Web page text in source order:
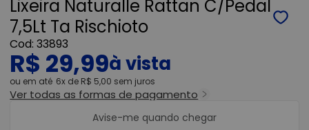
Lixeira Naturalle Rattan C/Pedal
7,5Lt Ta Rischioto
33893
R$ 29,99
ou 6x de R$ 5,00 sem juros
Ver todas as formas de pagamento
Avise-me quando chegar